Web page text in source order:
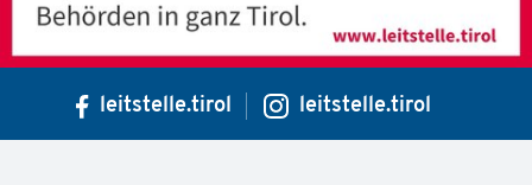
leitstelle.tirol leitstelle.tirol